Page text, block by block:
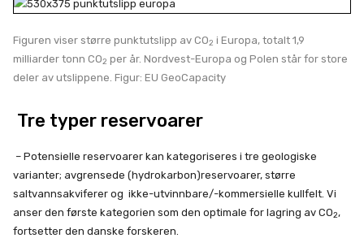
Figuren viser større punktutslipp av CO2 i Europa, totalt 1,9
milliarder tonn CO2 per år. Nordvest-Europa og Polen står for store
deler av utslippene. Figur: EU GeoCapacity
Tre typer reservoarer
– Potensielle reservoarer kan kategoriseres i tre geologiske
varianter; avgrensede (hydrokarbon)reservoarer, større
saltvannsakviferer og ikke-utvinnbare/-kommersielle kullfelt. Vi
anser den første kategorien som den optimale for lagring av CO2,
fortsetter den danske forskeren.